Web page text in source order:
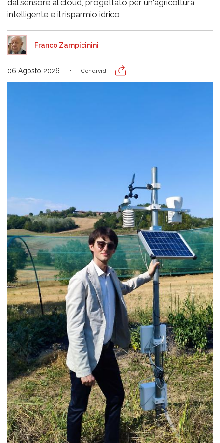
dal sensore al cloud, progettato per un'agricoltura
intelligente e il risparmio idrico
Franco Zampicinini
06 Agosto 2026 Condividi